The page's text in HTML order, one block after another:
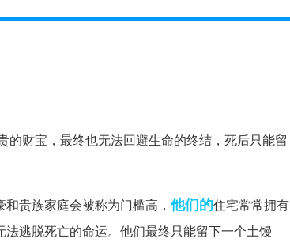
的财宝，最终也无法回避生命的终结，死后只能留
贵族家庭会被称为门槛高， 他们的住宅常常拥有
逃脱死亡的命运。他们最终只能留下一个土馒